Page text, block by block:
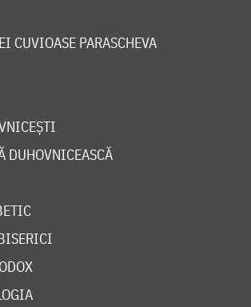
CUVIOASE PARASCHEVA
DUHOVNICEASCĂ